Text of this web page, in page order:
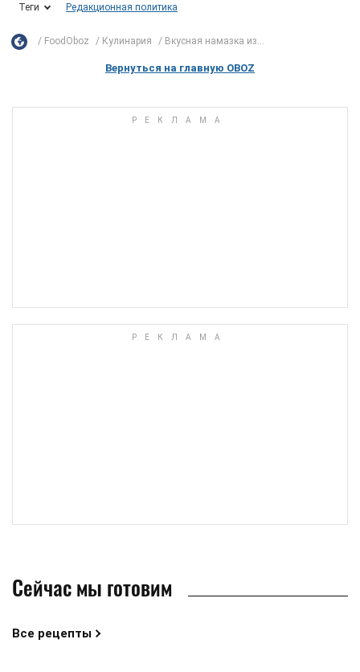
Теги Редакционная политика
FoodOboz Кулинария Вкусная намазка из...
Вернуться на главную OBOZ
Сейчас мы готовим
Все рецепты